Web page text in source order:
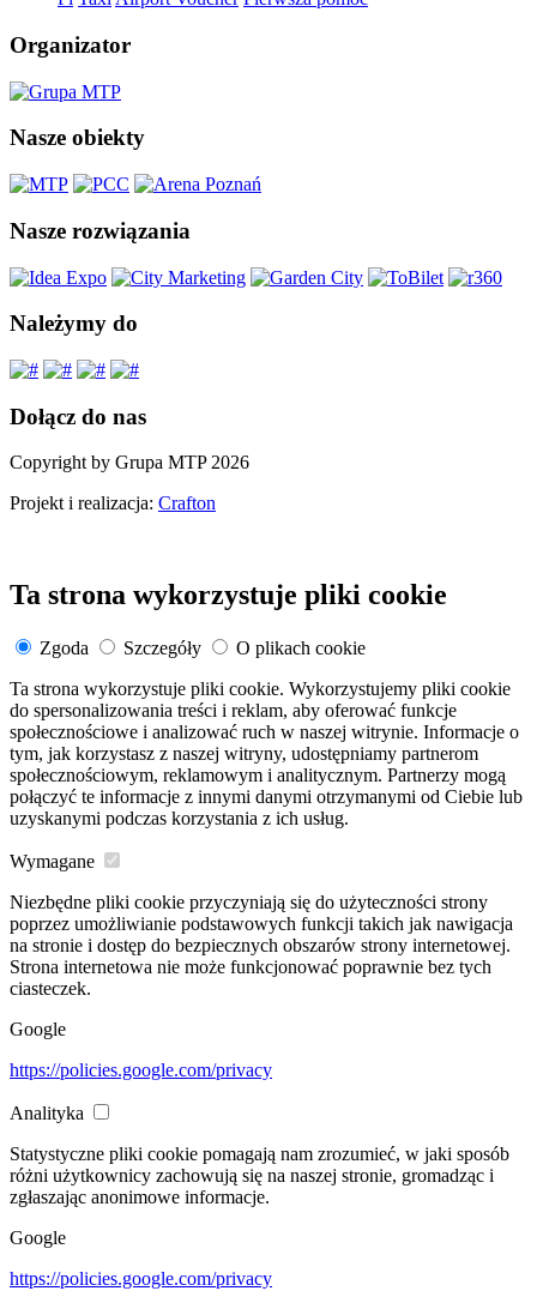
Organizator
Nasze obiekty
Nasze rozwiązania
Należymy do
Dołącz do nas
Copyright by Grupa MTP 2026
Projekt i realizacja: Crafton
Ta strona wykorzystuje pliki cookie
Zgoda Szczegóły
O plikach cookie
Ta strona wykorzystuje pliki cookie. Wykorzystujemy pliki cookie
do spersonalizowania treści i reklam, aby oferować funkcje
społecznościowe i analizować ruch w naszej witrynie. Informacje o
tym, jak korzystasz z naszej witryny, udostępniamy partnerom
społecznościowym, reklamowym i analitycznym. Partnerzy mogą
połączyć te informacje z innymi danymi otrzymanymi od Ciebie lub
uzyskanymi podczas korzystania z ich usług.
Wymagane
Niezbędne pliki cookie przyczyniają się do użyteczności strony
poprzez umożliwianie podstawowych funkcji takich jak nawigacja
na stronie i dostęp do bezpiecznych obszarów strony internetowej.
Strona internetowa nie może funkcjonować poprawnie bez tych
ciasteczek.
Google
https://policies.google.com/privacy
Analityka
Statystyczne pliki cookie pomagają nam zrozumieć, w jaki sposób
różni użytkownicy zachowują się na naszej stronie, gromadząc i
zgłaszając anonimowe informacje.
Google
https://policies.google.com/privacy